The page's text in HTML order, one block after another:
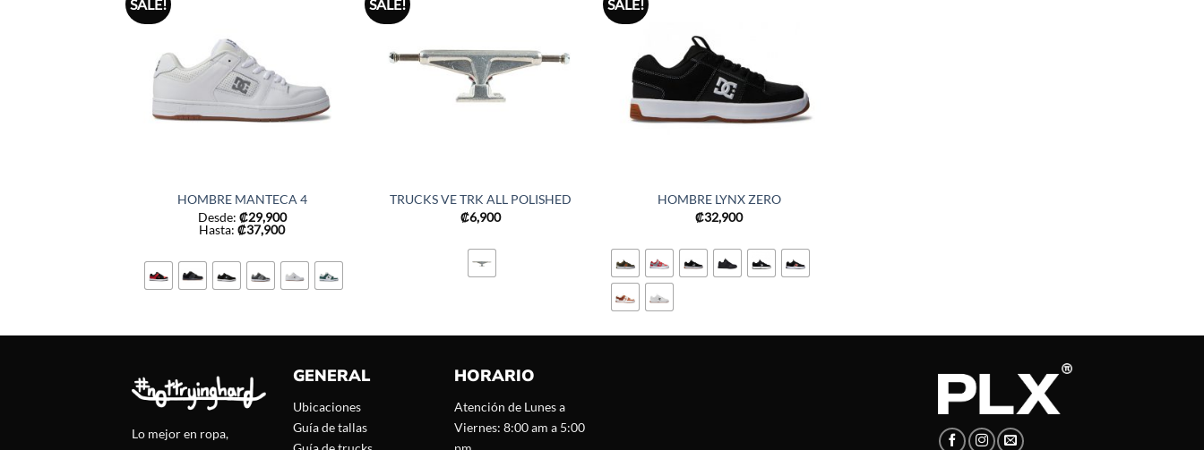
SALE!
HOMBRE MANTECA 4
Desde: ₡29,900
Hasta:₡37,900
SALE!
TRUCKS VE TRK ALL POLISHED
₡6,900
SALE!
HOMBRE LYNX ZERO
₡32,900
Lo mejor en ropa,
GENERAL
Ubicaciones
Guía de tallas
HORARIO
Atención de Lunes a
Viernes: 8:00 am a 5:00